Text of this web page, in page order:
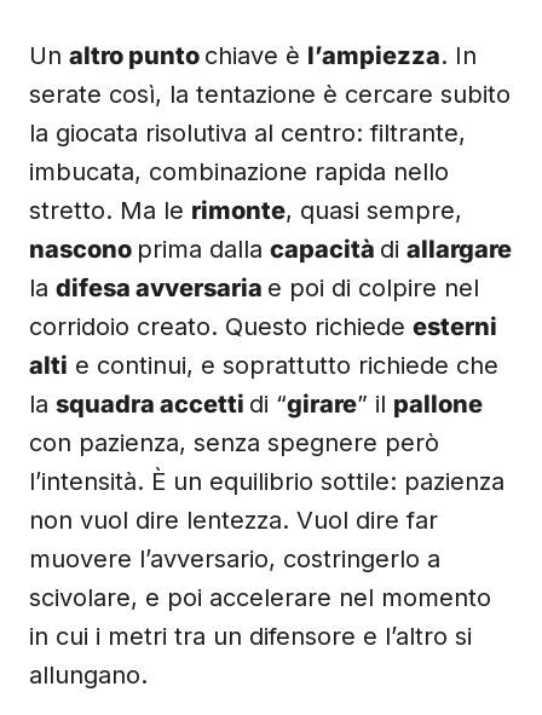
Un altro punto chiave è l’ampiezza. In
serate così, la tentazione è cercare subito
la giocata risolutiva al centro: filtrante,
imbucata, combinazione rapida nello
stretto. Ma le rimonte, quasi sempre,
nascono prima dalla capacità di allargare
la difesa avversaria e poi di colpire nel
corridoio creato. Questo richiede esterni
alti e continui, e soprattutto richiede che
la squadra accetti di “girare” il pallone
con pazienza, senza spegnere però
l’intensità. È un equilibrio sottile: pazienza
non vuol dire lentezza. Vuol dire far
muovere l’avversario, costringerlo a
scivolare, e poi accelerare nel momento
in cui i metri tra un difensore e l’altro si
allungano.